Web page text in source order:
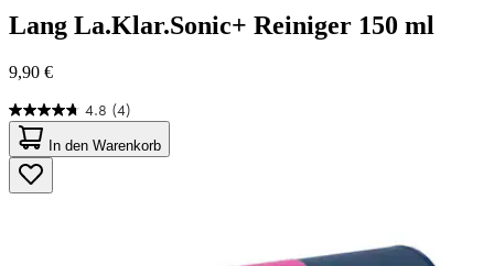
Lang La.Klar.Sonic+ Reiniger 150 ml
9,90 €
4.8 (4)
4.8
von
5
Sternen.
4
In den Warenkorb